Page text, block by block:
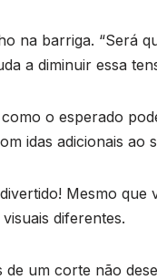
na barriga. “Será
a diminuir essa
o esperado
idas adicionais ao
Mesmo
diferentes.
um corte não